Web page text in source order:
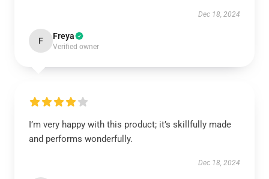
Dec 18, 2024
F Freya
Verified owner
I’m very happy with this product; it’s skillfully made
and performs wonderfully.
Dec 18, 2024